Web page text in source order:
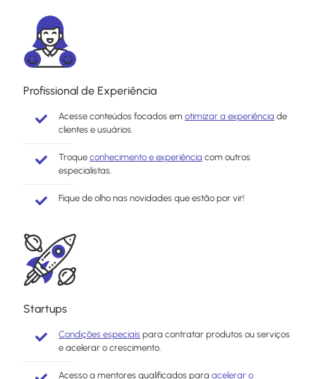
Profissional de Experiência
Acesse conteúdos focados em otimizar a experiência de
clientes e usuários.
Troque conhecimento e experiência com outros
especialistas.
Fique de olho nas novidades que estão por vir!
Startups
Condições especiais para contratar produtos ou serviços
e acelerar o crescimento.
Acesso a mentores qualificados para acelerar o